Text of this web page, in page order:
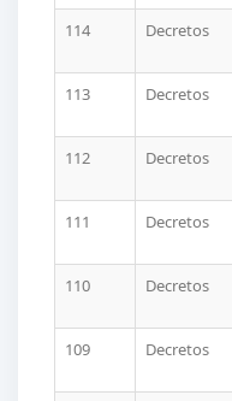
114
Decretos
113
Decretos
112
Decretos
111
Decretos
110
Decretos
109
Decretos